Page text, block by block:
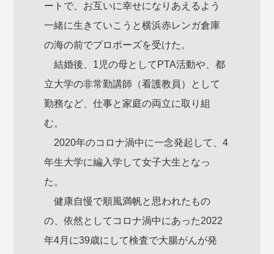
ートで、お互いに幸せになりあえるよう
一緒に生きていこうと横浜赤レンガ倉庫
の海の前でプロポーズを受けた。
結婚後、1児の母としてPTA活動や、都
立大学の非常勤講師（看護教員）として
勤務など、仕事と家庭の両立に取り組
む。
2020年のコロナ渦中に一念発起して、4
年生大学に編入学して女子大生となっ
た。
健康自慢で順風満帆と思われたもの
の、依然としてコロナ渦中にあった2022
年4月に39歳にして検査で大腸がんが発